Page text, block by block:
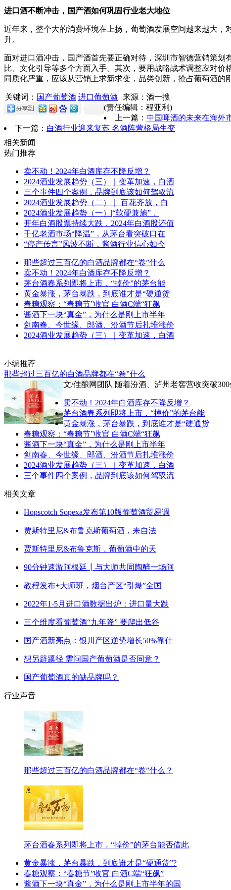
进口酒不断冲击，国产酒如何巩固行业老大地位
近年来，整个大的消费环境在上扬，葡萄酒发展空间越来越大
升。
面对进口酒冲击，国产酒首先要正确对待，深圳市智德营销策
比、文化引导等多个方面入手。其次，要用战略战术调整应对
同质化严重，应该从营销上求新求变，品类创新，抢占葡萄酒的
关键词： 国产葡萄酒 进口葡萄酒 来源：酒一搜
(责任编辑：程亚利)
上一篇： 中国啤酒的未来在海外
下一篇： 白酒行业迎来复苏 名酒阵营格局生变
相关新闻
热门推荐
卖不动！2024年白酒库存不降反增？
2024酒业发展趋势（三）｜变革加速，白酒
三个事件四个案例，品牌到底该如何驾驭流
2024酒业发展趋势（二）｜ 百花齐放，白
2024酒业发展趋势（一）|“软硬兼施”，
开年白酒股票持续大跌，2024年白酒股还值
千亿老酒市场“降温”，从茅台看突破口在
“停产传言”风波不断，酱酒行业信心如今
那些超过三百亿的白酒品牌都在“卷”什么
卖不动！2024年白酒库存不降反增？
茅台酒春系列即将上市，“掉价”的茅台能
黄金暴涨，茅台暴跌，到底谁才是“硬通货
春糖观察：“春糖节”收官 白酒C端“狂飙
酱酒下一块“真金”，为什么是刚上市半年
剑南春、今世缘、郎酒、汾酒节后扎堆涨价
2024酒业发展趋势（三）｜变革加速，白酒
小编推荐
那些超过三百亿的白酒品牌都在“卷”什么
文/佳酿网团队 随着汾酒、泸州老窖营收突破
卖不动！2024年白酒库存不降反增？
茅台酒春系列即将上市，“掉价”的茅台能
黄金暴涨，茅台暴跌，到底谁才是“硬通货
春糖观察：“春糖节”收官 白酒C端“狂飙
酱酒下一块“真金”，为什么是刚上市半年
剑南春、今世缘、郎酒、汾酒节后扎堆涨价
2024酒业发展趋势（三）｜变革加速，白酒
三个事件四个案例，品牌到底该如何驾驭流
相关文章
Hopscotch Sopexa发布第10版葡萄酒贸易调
贾斯特里尼&布鲁克斯葡萄酒，来自法
贾斯特里尼&布鲁克斯，葡萄酒中的天
90分钟速游阿根廷┃与大师共同陶醉一场阿
教程发布+大师班，烟台产区“引爆”全国
2022年1-5月进口酒数据出炉：进口量大跌
三个维度看葡萄酒“九年降” 要爬出低谷
国产酒新亮点：银川产区逆势增长50%靠什
想另辟蹊径 需问国产葡萄酒是否同意？
国产葡萄酒真的缺品牌吗？
行业声音
那些超过三百亿的白酒品牌都在“卷”什么？
茅台酒春系列即将上市，“掉价”的茅台能否借此
黄金暴涨，茅台暴跌，到底谁才是“硬通货”?
春糖观察：“春糖节”收官 白酒C端“狂飙”
酱酒下一块“真金”，为什么是刚上市半年的国